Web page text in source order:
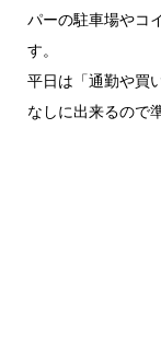
パーの駐車場やコ
す。
平日は「通勤や買
なしに出来るので